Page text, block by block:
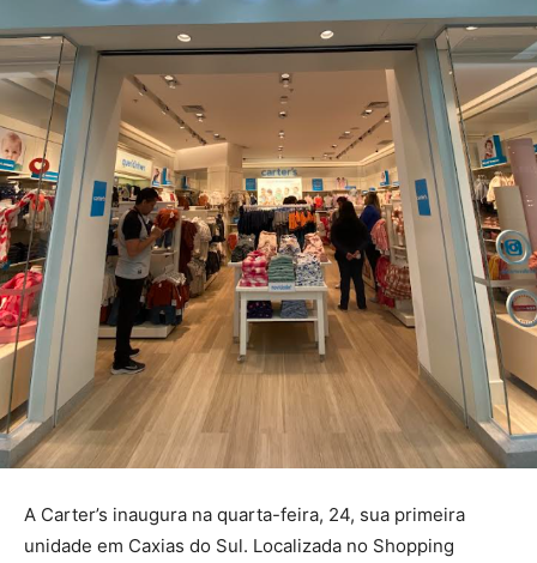
A Carter’s inaugura na quarta-feira, 24, sua primeira
unidade em Caxias do Sul. Localizada no Shopping